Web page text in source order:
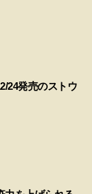
24発売のストウ